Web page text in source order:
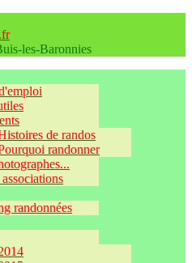
les-Baronnies
de randos
randonner
randonnées